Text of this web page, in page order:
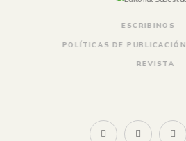
ESCRIBINOS
POLÍTICAS DE PUBLICACIÓN
REVISTA